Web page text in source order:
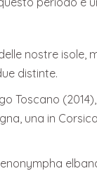
nostre
distinte.
Toscano
una in